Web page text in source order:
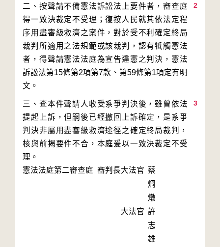
2
二、按聲請不備憲法訴訟法上要件者，審查庭
得一致決裁定不受理；復按人民就其依法定程
序用盡審級救濟之案件，對於受不利確定終局
裁判所適用之法規範或該裁判，認有牴觸憲法
者，得聲請憲法法庭為宣告違憲之判決，憲法
訴訟法第15條第2項第7款、第59條第1項定有明
3
三、查本件聲請人收受系爭判決後，雖曾依法
提起上訴，但嗣後已經撤回上訴確定，是系爭
判決非屬用盡審級救濟途徑之確定終局裁判，
核與前揭要件不合，本庭爰以一致決裁定不受
憲法法庭第二審查庭 審判長大法官 蔡
烱
燉
大法官 許
志
雄